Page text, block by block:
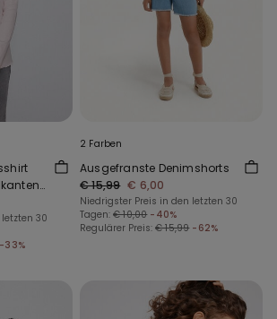
30
-33%
2 Farben
Ausgefranste Denimshorts
€ 15,99 € 6,00
Niedrigster Preis in den letzten 30
Tagen: € 10,00 -40%
Regulärer Preis: € 15,99 -62%